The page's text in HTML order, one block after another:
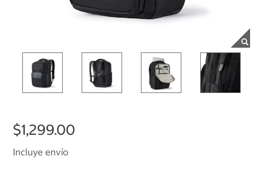
$1,299.00
Incluye envío